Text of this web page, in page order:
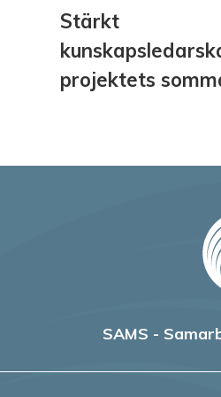
Stärkt
projektets
SAMS -